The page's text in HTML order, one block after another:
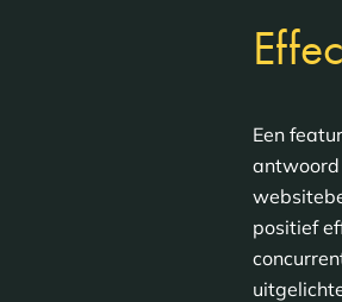
Een
antwoord
positief